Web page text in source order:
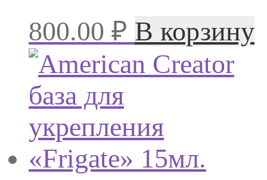
800.00 ₽ В корзину